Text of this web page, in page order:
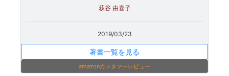
萩谷 由喜子
2019/03/23
著書一覧を見る
amazonカスタマーレビュー